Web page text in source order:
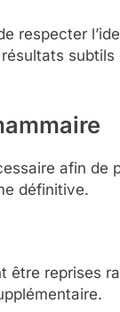
respecter
afin de
définitive.
être reprises